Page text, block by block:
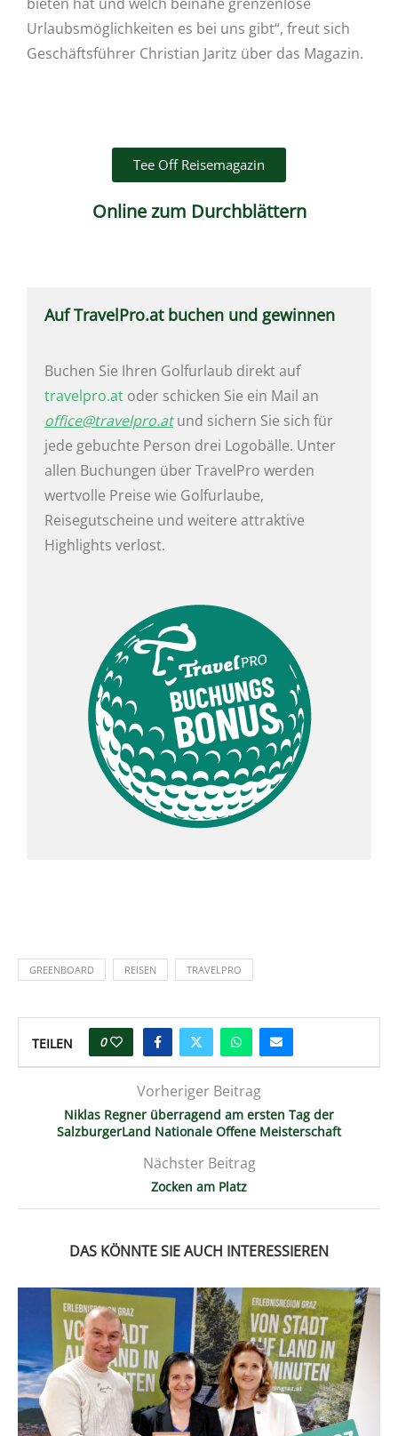
Urlaubsmöglichkeiten es bei uns gibt“, freut sich
Geschäftsführer Christian Jaritz über das Magazin.
Tee Off Reisemagazin
Online zum Durchblättern
Auf TravelPro.at buchen und gewinnen
Buchen Sie Ihren Golfurlaub direkt auf
travelpro.at oder schicken Sie ein Mail an
office@travelpro.atund sichern Sie sich für
jede gebuchte Person drei Logobälle. Unter
allen Buchungen über TravelPro werden
wertvolle Preise wie Golfurlaube,
Reisegutscheine und weitere attraktive
Highlights verlost.
GREENBOARD REISEN TRAVELPRO
TEILEN 0
Vorheriger Beitrag
Niklas Regner überragend am ersten Tag der
SalzburgerLand Nationale Offene Meisterschaft
Nächster Beitrag
Zocken am Platz
DAS KÖNNTE SIE AUCH INTERESSIEREN